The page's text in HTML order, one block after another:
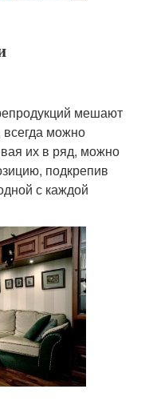
мешают
всегда можно
их в ряд, можно
подкрепив
с каждой